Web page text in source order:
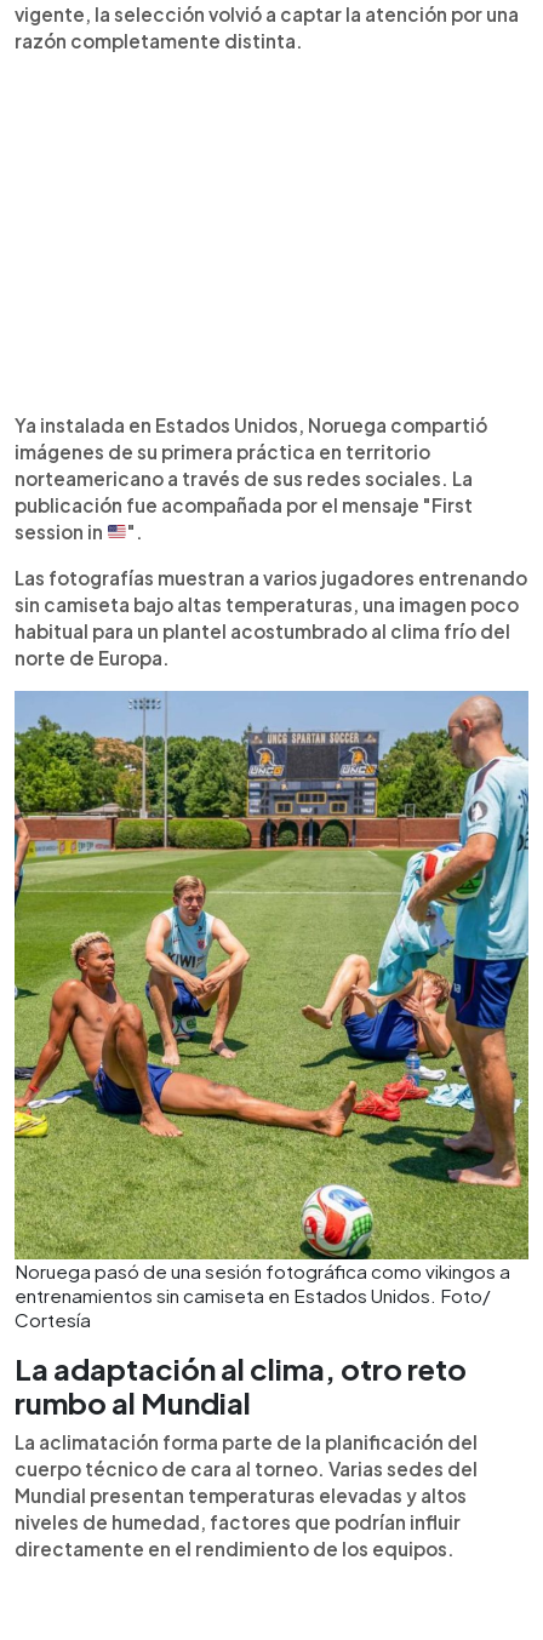
vigente, la selección volvió a captar la atención por una
razón completamente distinta.
Ya instalada en Estados Unidos, Noruega compartió
imágenes de su primera práctica en territorio
norteamericano a través de sus redes sociales. La
publicación fue acompañada por el mensaje "First
session in
".
Las fotografías muestran a varios jugadores entrenando
sin camiseta bajo altas temperaturas, una imagen poco
habitual para un plantel acostumbrado al clima frío del
norte de Europa.
Noruega pasó de una sesión fotográfica como vikingos a
entrenamientos sin camiseta en Estados Unidos. Foto/
Cortesía
La adaptación al clima, otro reto
rumbo al Mundial
La aclimatación forma parte de la planificación del
cuerpo técnico de cara al torneo. Varias sedes del
Mundial presentan temperaturas elevadas y altos
niveles de humedad, factores que podrían influir
directamente en el rendimiento de los equipos.